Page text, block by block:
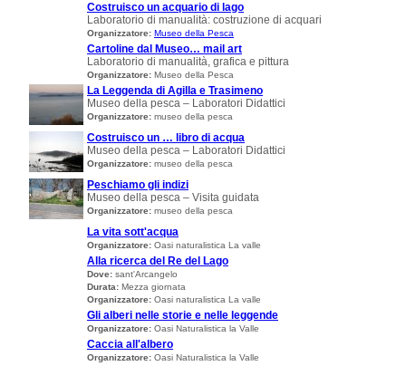
Costruisco un acquario di lago
Laboratorio di manualità: costruzione di acquari
Organizzatore: Museo della Pesca
Cartoline dal Museo… mail art
Laboratorio di manualità, grafica e pittura
Organizzatore: Museo della Pesca
La Leggenda di Agilla e Trasimeno
Museo della pesca – Laboratori Didattici
Organizzatore: museo della pesca
Costruisco un … libro di acqua
Museo della pesca – Laboratori Didattici
Organizzatore: museo della pesca
Peschiamo gli indizi
Museo della pesca – Visita guidata
Organizzatore: museo della pesca
La vita sott'acqua
Organizzatore: Oasi naturalistica La valle
Alla ricerca del Re del Lago
Dove: sant'Arcangelo
Durata: Mezza giornata
Organizzatore: Oasi naturalistica La valle
Gli alberi nelle storie e nelle leggende
Organizzatore: Oasi Naturalistica la Valle
Caccia all'albero
Organizzatore: Oasi Naturalistica la Valle